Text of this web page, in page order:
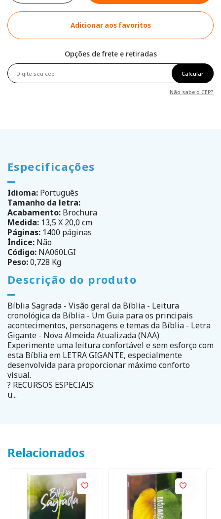
Adicionar aos favoritos
Opções de frete e retiradas
Calcular
Não sabe o CEP?
Especificações
Idioma: Português
Tamanho da letra:
Acabamento: Brochura
Medida: 13,5 X 20,0 cm
Páginas: 1400 páginas
Índice: Não
Código: NA060LGI
Peso:0,728 Kg
Descrição do produto
Bíblia Sagrada - Visão geral da Bíblia - Leitura
cronológica da Bíblia - Um Guia para os principais
acontecimentos, personagens e temas da Bíblia - Letra
Gigante - Nova Almeida Atualizada (NAA)
Experimente uma leitura confortável e sem esforço com
esta Bíblia em LETRA GIGANTE, especialmente
desenvolvida para proporcionar máximo conforto
visual.
? RECURSOS ESPECIAIS:
u...
Relacionados